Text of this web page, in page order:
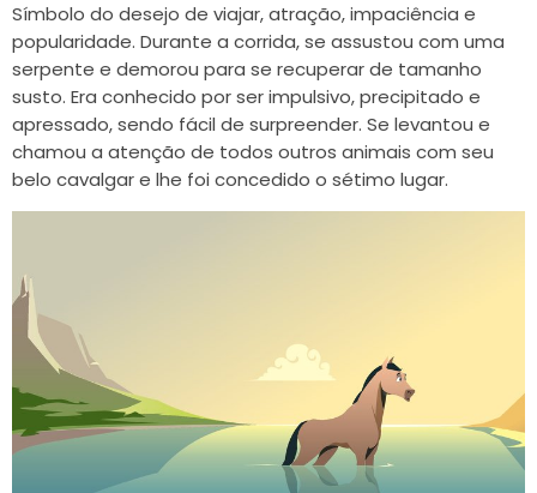
Símbolo do desejo de viajar, atração, impaciência e
popularidade. Durante a corrida, se assustou com uma
serpente e demorou para se recuperar de tamanho
susto. Era conhecido por ser impulsivo, precipitado e
apressado, sendo fácil de surpreender. Se levantou e
chamou a atenção de todos outros animais com seu
belo cavalgar e lhe foi concedido o sétimo lugar.